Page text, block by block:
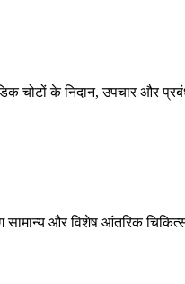
चोटों के निदान, उपचार और
सामान्य और विशेष आंतरिक